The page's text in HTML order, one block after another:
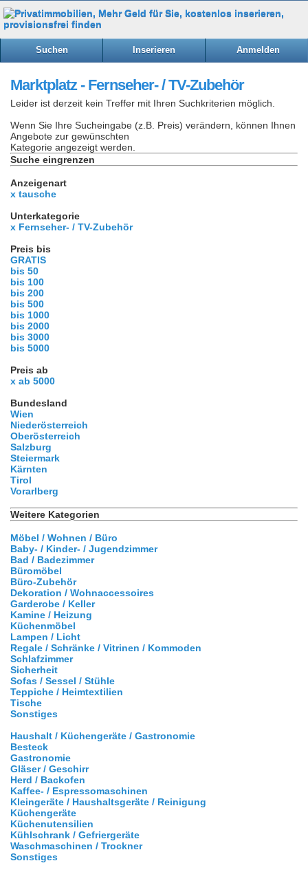
Suchen Inserieren Anmelden
Marktplatz - Fernseher- / TV-Zubehör
Leider ist derzeit kein Treffer mit Ihren Suchkriterien möglich.
Wenn Sie Ihre Sucheingabe (z.B. Preis) verändern, können Ihnen
Angebote zur gewünschten
Kategorie angezeigt werden.
Suche eingrenzen
Anzeigenart
x tausche
Unterkategorie
x Fernseher- / TV-Zubehör
Preis bis
GRATIS
bis 50
bis 100
bis 200
bis 500
bis 1000
bis 2000
bis 3000
bis 5000
Preis ab
x ab 5000
Bundesland
Wien
Niederösterreich
Oberösterreich
Salzburg
Steiermark
Kärnten
Tirol
Vorarlberg
Weitere Kategorien
Möbel / Wohnen / Büro
Baby- / Kinder- / Jugendzimmer
Bad / Badezimmer
Büromöbel
Büro-Zubehör
Dekoration / Wohnaccessoires
Garderobe / Keller
Kamine / Heizung
Küchenmöbel
Lampen / Licht
Regale / Schränke / Vitrinen / Kommoden
Schlafzimmer
Sicherheit
Sofas / Sessel / Stühle
Teppiche / Heimtextilien
Tische
Sonstiges
Haushalt / Küchengeräte / Gastronomie
Besteck
Gastronomie
Gläser / Geschirr
Herd / Backofen
Kaffee- / Espressomaschinen
Kleingeräte / Haushaltsgeräte / Reinigung
Küchengeräte
Küchenutensilien
Kühlschrank / Gefriergeräte
Waschmaschinen / Trockner
Sonstiges